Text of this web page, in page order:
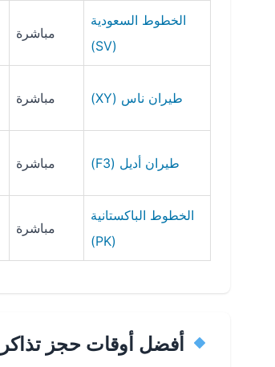
الخطوط السعودية
(SV)
مباشرة
طيران ناس (XY) مباشرة
طيران أديل (F3) مباشرة
الخطوط الباكستانية
(PK)
مباشرة
أفضل أوقات حجز